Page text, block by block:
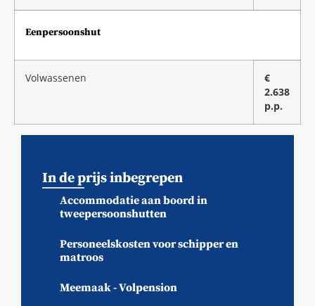
Eenpersoonshut
Volwassenen
€
2.638
p.p.
In de prijs inbegrepen
Accommodatie aan boord in
tweepersoonshutten
Personeelskosten voor schipper en
matroos
Meemaak - Volpension